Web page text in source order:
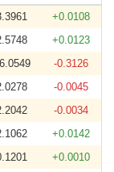
+0.0108
+0.0123
-0.3126
-0.0045
-0.0034
+0.0142
+0.0010